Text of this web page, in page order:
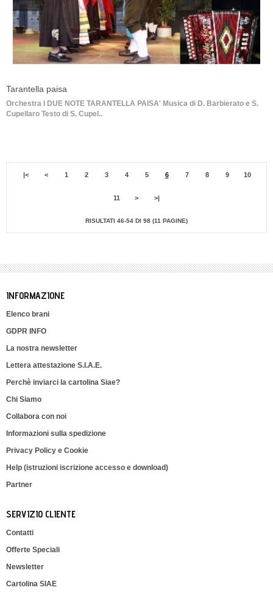
Tarantella paisa
Orchestra I DUE NOTE TARANTELLA PAISA' Musica di D. Barbierato e S.
Cupellaro Testo di S. Cupel..
|< < 1 2 3 4 5 6 7 8 9 10
11 > >|
RISULTATI 46-54 DI 98 (11 PAGINE)
INFORMAZIONE
Elenco brani
GDPR INFO
La nostra newsletter
Lettera attestazione S.I.A.E.
Perchè inviarci la cartolina Siae?
Chi Siamo
Collabora con noi
Informazioni sulla spedizione
Privacy Policy e Cookie
Help (istruzioni iscrizione accesso e download)
Partner
SERVIZIO CLIENTE
Contatti
Offerte Speciali
Newsletter
Cartolina SIAE